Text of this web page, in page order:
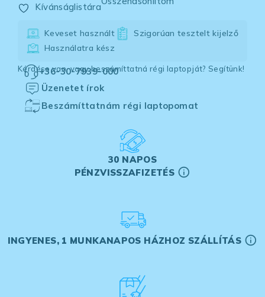
Kívánságlistára
Keveset használt
Szigorúan tesztelt kijelző
Használatra kész
Kérdése van, vagy beszámíttatná régi laptopját? Segítünk!
+36-30-7939-000
Üzenetet írok
Beszámíttatnám régi laptopomat
30 NAPOS
PÉNZVISSZAFIZETÉS
INGYENES, 1 MUNKANAPOS HÁZHOZ SZÁLLÍTÁS